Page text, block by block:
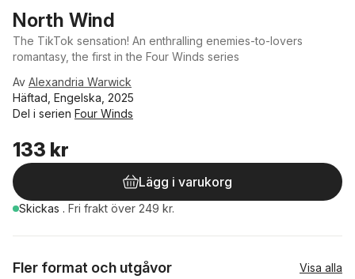
North Wind
The TikTok sensation! An enthralling enemies-to-lovers
romantasy, the first in the Four Winds series
Av Alexandria Warwick
Häftad, Engelska, 2025
Del i serien Four Winds
133 kr
Lägg i varukorg
Skickas . Fri frakt över 249 kr.
Fler format och utgåvor Visa alla